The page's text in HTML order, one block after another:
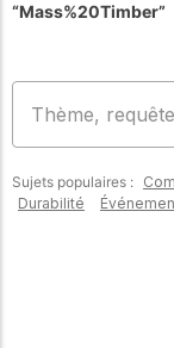
À
“Mass%20Timber”
Sujets populaires :
Durabilité